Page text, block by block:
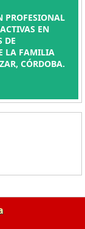
PROFESIONAL
EN
DE
LA FAMILIA
CÓRDOBA.